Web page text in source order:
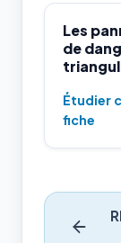
Les
de
Étudier
fiche